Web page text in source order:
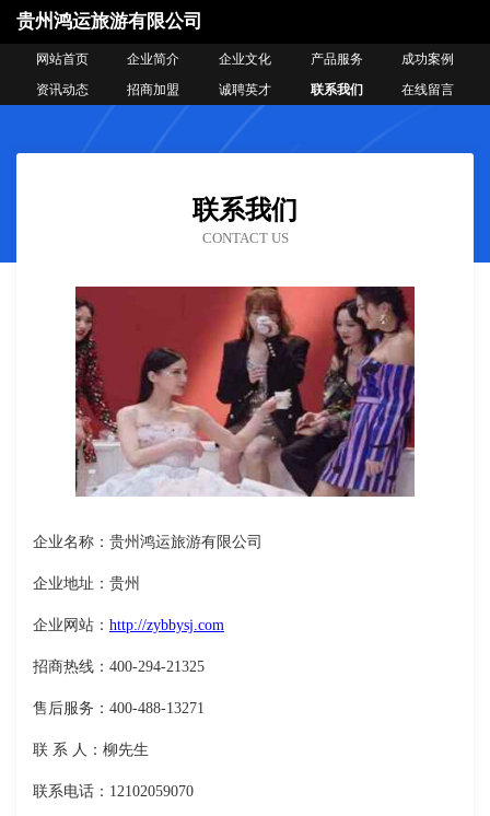
贵州鸿运旅游有限公司
网站首页 企业简介 企业文化 产品服务
成功案例
资讯动态
招商加盟 诚聘英才 联系我们 在线留言
联系我们
CONTACT US
企业名称：贵州鸿运旅游有限公司
企业地址：贵州
企业网站： http://zybbysj.com
招商热线：400-294-21325
售后服务：400-488-13271
联 系 人：柳先生
联系电话：12102059070